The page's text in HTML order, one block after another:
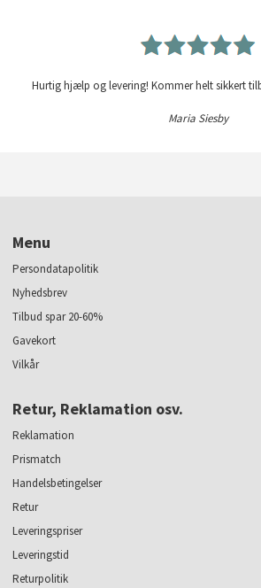
Hurtig hjælp og levering! Kommer helt sikkert
Maria Siesby
Menu
Persondatapolitik
Nyhedsbrev
Tilbud spar 20-60%
Gavekort
Vilkår
Retur, Reklamation osv.
Reklamation
Prismatch
Handelsbetingelser
Retur
Leveringspriser
Leveringstid
Returpolitik